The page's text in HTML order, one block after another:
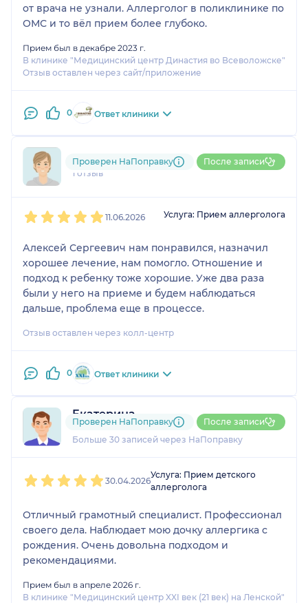
от врача не узнали. Аллерголог в поликлинике по
ОМС и то вёл прием более глубоко.
Прием был в декабре 2023 г.
В клинике "Медицинский центр Династия во Всеволожске"
Отзыв оставлен через сайт/приложение
0 Ответ клиники
796....@....ru
1 отзыв
Проверен НаПоправку После записи
11.06.2026 Услуга: Прием аллерголога
Алексей Сергеевич нам понравился, назначил
хорошее лечение, нам помогло. Отношение и
подход к ребенку тоже хорошие. Уже два раза
были у него на приеме и будем наблюдаться
дальше, проблема еще в процессе.
Отзыв оставлен через колл-центр
0 Ответ клиники
Екатерина
21 отзыви 1 оценка
Больше 30 записей через НаПоправку
Проверен НаПоправку После записи
30.04.2026
Услуга: Прием детского
аллерголога
Отличный грамотный специалист. Профессионал
своего дела. Наблюдает мою дочку аллергика с
рождения. Очень довольна подходом и
рекомендациями.
Прием был в апреле 2026 г.
В клинике "Медицинский центр XXI век (21 век) на Ленской"